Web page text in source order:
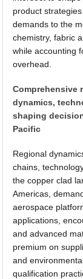
product
demands to the
chemistry, fabric
while accounting
overhead.
Comprehensive
dynamics,
shaping
Pacific
Regional
chains,
the copper clad
Americas,
aerospace
applications,
and advanced
premium on
and
qualification